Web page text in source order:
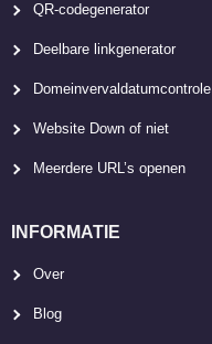
QR-codegenerator
Deelbare linkgenerator
Domeinvervaldatumcontrole
Website Down of niet
Meerdere URL’s openen
INFORMATIE
Over
Blog